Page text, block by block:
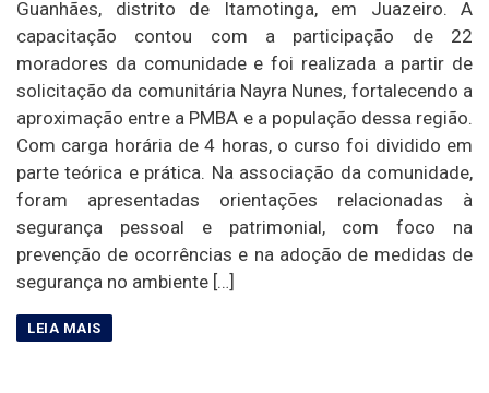
Guanhães, distrito de Itamotinga, em Juazeiro. A
capacitação contou com a participação de 22
moradores da comunidade e foi realizada a partir de
solicitação da comunitária Nayra Nunes, fortalecendo a
aproximação entre a PMBA e a população dessa região.
Com carga horária de 4 horas, o curso foi dividido em
parte teórica e prática. Na associação da comunidade,
foram apresentadas orientações relacionadas à
segurança pessoal e patrimonial, com foco na
prevenção de ocorrências e na adoção de medidas de
segurança no ambiente […]